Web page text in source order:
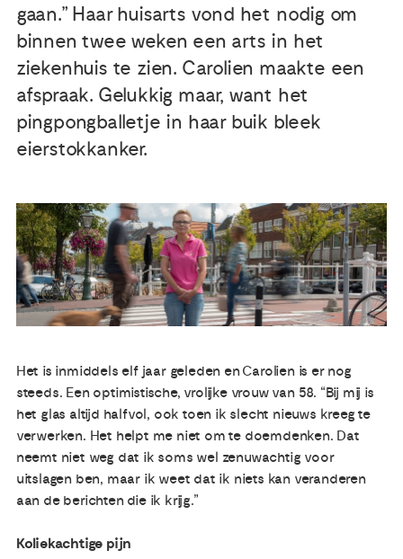
Publicaties
Ervaringsdeskundigheid
Over ons
gaan.” Haar huisarts vond het nodig om
binnen twee weken een arts in het
ziekenhuis te zien. Carolien maakte een
afspraak. Gelukkig maar, want het
pingpongballetje in haar buik bleek
eierstokkanker.
Het is inmiddels elf jaar geleden en Carolien is er nog
steeds. Een optimistische, vrolijke vrouw van 58. “Bij mij is
het glas altijd halfvol, ook toen ik slecht nieuws kreeg te
verwerken. Het helpt me niet om te doemdenken. Dat
neemt niet weg dat ik soms wel zenuwachtig voor
uitslagen ben, maar ik weet dat ik niets kan veranderen
aan de berichten die ik krijg.”
Koliekachtige pijn